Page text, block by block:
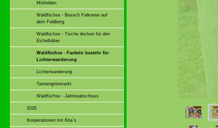
Mörfelden
Waldfüchse - Besuch Falknerei auf
dem Feldberg
Waldfüchse - Tische decken für den
Eichelhäher
Waldfüchse - Fackeln basteln für
Lichterwanderung
Lichterwanderung
Tannengrünmarkt
Waldfüchse - Jahresabschluss
2026
Kooperationen mit Kita`s